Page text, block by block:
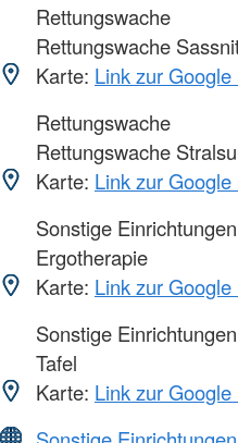
Rettungswache
Rettungswache
Karte: Link zur
Rettungswache
Rettungswache
Karte: Link zur
Sonstige Einrichtungen
Ergotherapie
Karte: Link zur
Sonstige Einrichtungen
Tafel
Karte: Link zur